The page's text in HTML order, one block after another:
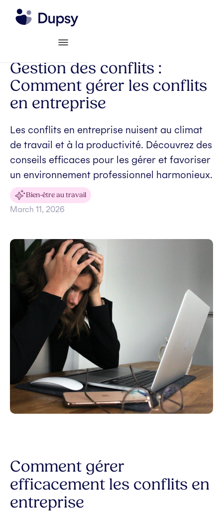
Gestion des conflits :
Comment gérer les conflits
en entreprise
Les conflits en entreprise nuisent au climat
de travail et à la productivité. Découvrez des
conseils efficaces pour les gérer et favoriser
un environnement professionnel harmonieux.
Bien-être au travail
March 11, 2026
Comment gérer
efficacement les conflits en
entreprise